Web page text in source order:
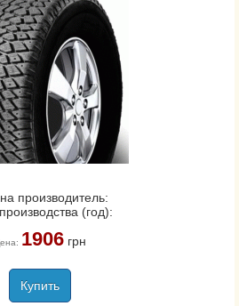
производитель:
(год):
1906грн
Купить